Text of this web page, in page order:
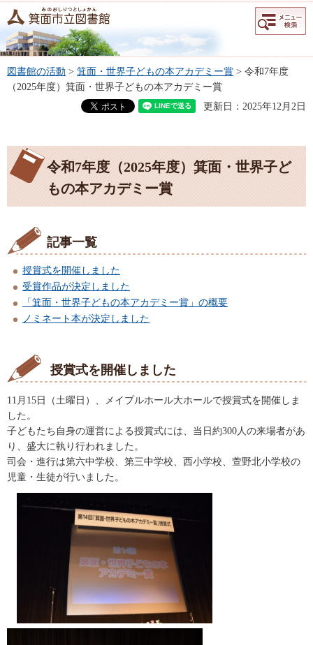
メニュー
検索
図書館の活動 > 箕面・世界子どもの本アカデミー賞 > 令和7年度
（2025年度）箕面・世界子どもの本アカデミー賞
更新日：2025年12月2日
令和7年度（2025年度）箕面・世界子ど
もの本アカデミー賞
記事一覧
授賞式を開催しました
受賞作品が決定しました
「箕面・世界子どもの本アカデミー賞」の概要
ノミネート本が決定しました
授賞式を開催しました
11月15日（土曜日）、メイプルホール大ホールで授賞式を開催しま
した。
子どもたち自身の運営による授賞式には、当日約300人の来場者があ
り、盛大に執り行われました。
司会・進行は第六中学校、第三中学校、西小学校、萱野北小学校の
児童・生徒が行いました。